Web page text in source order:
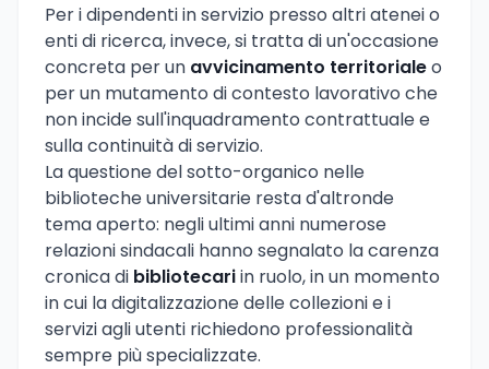
Per i dipendenti in servizio presso altri atenei o
enti di ricerca, invece, si tratta di un'occasione
concreta per un avvicinamento territorialeo
per un mutamento di contesto lavorativo che
non incide sull'inquadramento contrattuale e
sulla continuità di servizio.
La questione del sotto-organico nelle
biblioteche universitarie resta d'altronde
tema aperto: negli ultimi anni numerose
relazioni sindacali hanno segnalato la carenza
cronica di bibliotecariin ruolo, in un momento
in cui la digitalizzazione delle collezioni e i
servizi agli utenti richiedono professionalità
sempre più specializzate.